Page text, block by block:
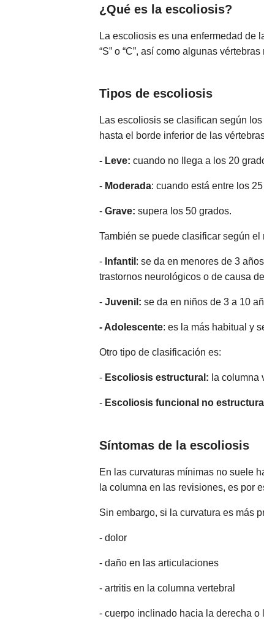
¿Qué es la escoliosis?
La escoliosis es una enfermedad de
“S” o “C”, así como algunas
Tipos de escoliosis
Las escoliosis se clasifican según
hasta el borde inferior de las
- Leve: cuando no llega a los 20
- Moderada: cuando está entre los
- Grave: supera los 50 grados.
También se puede clasificar según el
- Infantil : se da en menores de 3
trastornos neurológicos o de causa
- Juvenil: se da en niños de 3 a 10
- Adolescente: es la más habitual y
Otro tipo de clasificación es:
- Escoliosis estructural: la columna
- Escoliosis funcional no estructural
Síntomas de la escoliosis
En las curvaturas mínimas no suele
la columna en las revisiones, es por
Sin embargo, si la curvatura es más
- dolor
- daño en las articulaciones
- artritis en la columna vertebral
- cuerpo inclinado hacia la derecha o